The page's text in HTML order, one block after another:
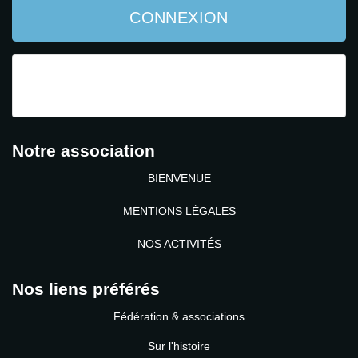
CONNEXION
Notre association
BIENVENUE
MENTIONS LÉGALES
NOS ACTIVITÉS
Nos liens préférés
Fédération & associations
Sur l'histoire